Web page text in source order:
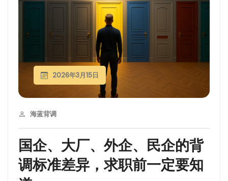
国企、大厂、外企、民企的背
调标准差异，求职前一定要知
2026年3月15日
海蓝背调